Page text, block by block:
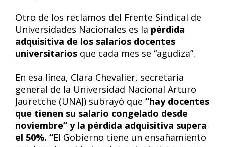
Otro de los reclamos del Frente Sindical de
Universidades Nacionales es la pérdida
adquisitiva de los salarios docentes
universitarios que cada mes se “agudiza”.
En esa línea, Clara Chevalier, secretaria
general de la Universidad Nacional Arturo
Jauretche (UNAJ) subrayó que “hay docentes
que tienen su salario congelado desde
noviembre” y la pérdida adquisitiva supera
el 50%. “El Gobierno tiene un ensañamiento